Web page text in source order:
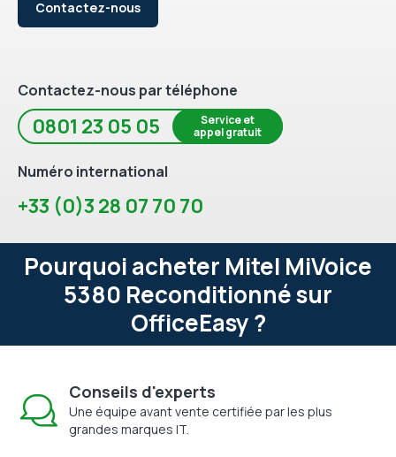
Contactez-nous
Contactez-nous par téléphone
0801 23 05 05
Service et
appel gratuit
Numéro international
+33 (0)3 28 07 70 70
Pourquoi acheter Mitel MiVoice
5380 Reconditionné sur
OfficeEasy ?
Conseils d'experts
Une équipe avant vente certifiée par les plus
grandes marques IT.